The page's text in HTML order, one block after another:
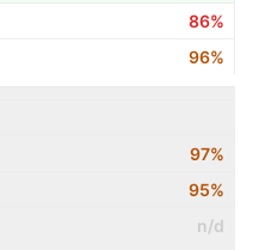
86%
96%
97%
95%
n/d